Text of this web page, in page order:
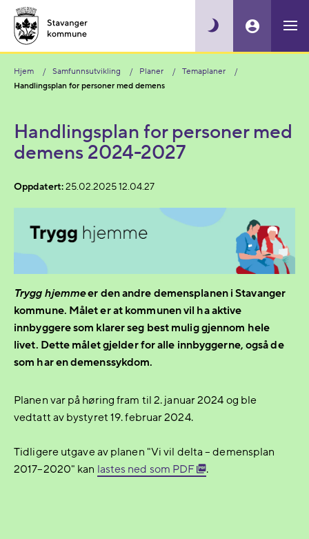
Hjem Samfunnsutvikling Planer
Temaplaner
Handlingsplan for personer med demens
Handlingsplan for personer med
demens 2024-2027
Oppdatert: 25.02.2025 12.04.27
Trygg hjemmeer den andre demensplanen i Stavanger
kommune. Målet er at kommunen vil ha aktive
innbyggere som klarer seg best mulig gjennom hele
livet. Dette målet gjelder for alle innbyggerne, også de
som har en demenssykdom.
Planen var på høring fram til 2. januar 2024 og ble
vedtatt av bystyret 19. februar 2024.
Tidligere utgave av planen "Vi vil delta – demensplan
2017–2020" kan lastes ned som PDF .